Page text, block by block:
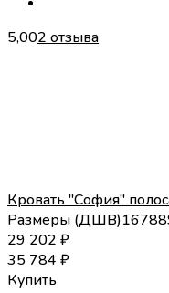
5,002 отзыва
Кровать "София"
Размеры (ДШВ)16788
29 202 ₽
35 784 ₽
Купить